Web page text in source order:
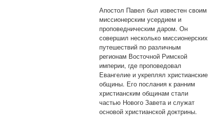
Апостол Павел был известен своим
миссионерским усердием и
проповедническим даром. Он
совершил несколько миссионерских
путешествий по различным
регионам Восточной Римской
империи, где проповедовал
Евангелие и укреплял христианские
общины. Его послания к ранним
христианским общинам стали
частью Нового Завета и служат
основой христианской доктрины.